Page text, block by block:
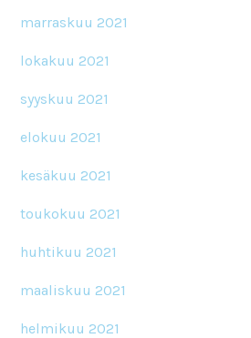
marraskuu 2021
lokakuu 2021
syyskuu 2021
elokuu 2021
kesäkuu 2021
toukokuu 2021
huhtikuu 2021
maaliskuu 2021
helmikuu 2021